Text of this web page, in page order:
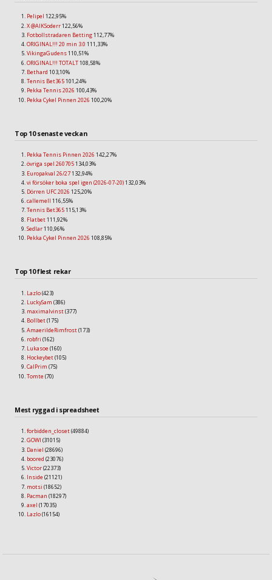
Pelipel 122,95%
X @AIKSoderr122,56%
Fotbollstradaren Betting112,77%
ORIGINAL!!! 20 min 3.0 111,33%
VikingaGudens110,51%
ORIGINAL!!! TOTALT108,58%
Bethard 103,10%
Tennis Bet365101,24%
Pekka Tennis 2026 100,43%
Pekka Cykel Pinnen 2026 100,20%
Top 10 senaste veckan
Pekka Tennis Pinnen 2026 142,27%
övriga spel 260705134,03%
Europakval 26/27132,94%
vi försöker boka spel igen (2026-07-20)132,03%
Dörren UFC 2026 125,20%
callemell 116,55%
Tennis Bet365115,13%
Flatbet111,92%
Sedlar110,96%
Pekka Cykel Pinnen 2026 108,85%
Top 10 flest rekar
Lazlo(423)
LuckySam (386)
maximalvinst(377)
Bollbet(175)
AmaerildeRimfrost(173)
robfri (162)
Lukasoe (160)
Hockeybet(105)
CalPrim (75)
Tomte (70)
Mest ryggad i spreadsheet
forbidden_closet(49884)
GOWI (31015)
Daniel (28696)
boored (23076)
Victor(22373)
Inside (21121)
motsi (18652)
Pacman (18297)
axel (17035)
Lazlo(16154)